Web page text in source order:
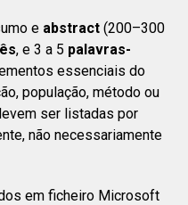
e abstract (200–300
, e 3 a 5 palavras-
essenciais do
população, método ou
ser listadas por
não necessariamente
em ficheiro Microsoft